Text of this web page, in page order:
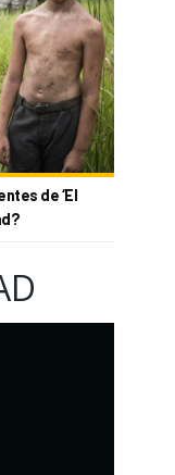
de ‘El